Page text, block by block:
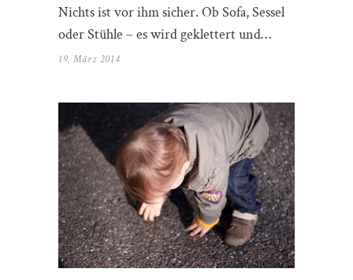
Nichts ist vor ihm sicher. Ob Sofa, Sessel
oder Stühle – es wird geklettert und…
19. März 2014